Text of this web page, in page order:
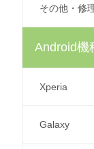
その他・修
Android機
Xperia
Galaxy